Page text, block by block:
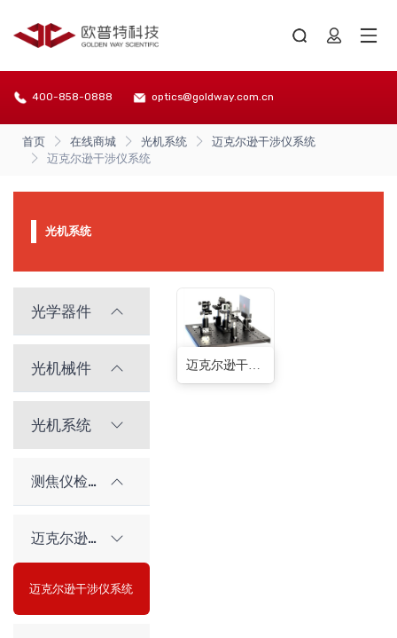
400-858-0888 optics@goldway.com.cn
首页 在线商城 光机系统
迈克尔逊干涉仪系统
迈克尔逊干涉仪系统
光机系统
光学器件
光机械件
光机系统
测焦仪检测物镜组
迈克尔逊干涉仪系统
迈克尔逊干涉仪系统
迈克尔逊干涉仪系统(1种)